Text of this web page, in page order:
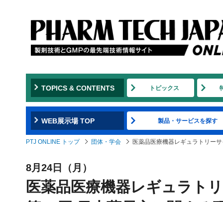
TOPICS & CONTENTS トピックス
WEB展示場 TOP 製品・サービスを探す
PTJ ONLINE トップ 団体・学会 医薬品医療機器レギュラトリー
8月24日（月）
医薬品医療機器レギュラト